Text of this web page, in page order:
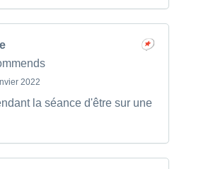
2022
la séance d'être sur une